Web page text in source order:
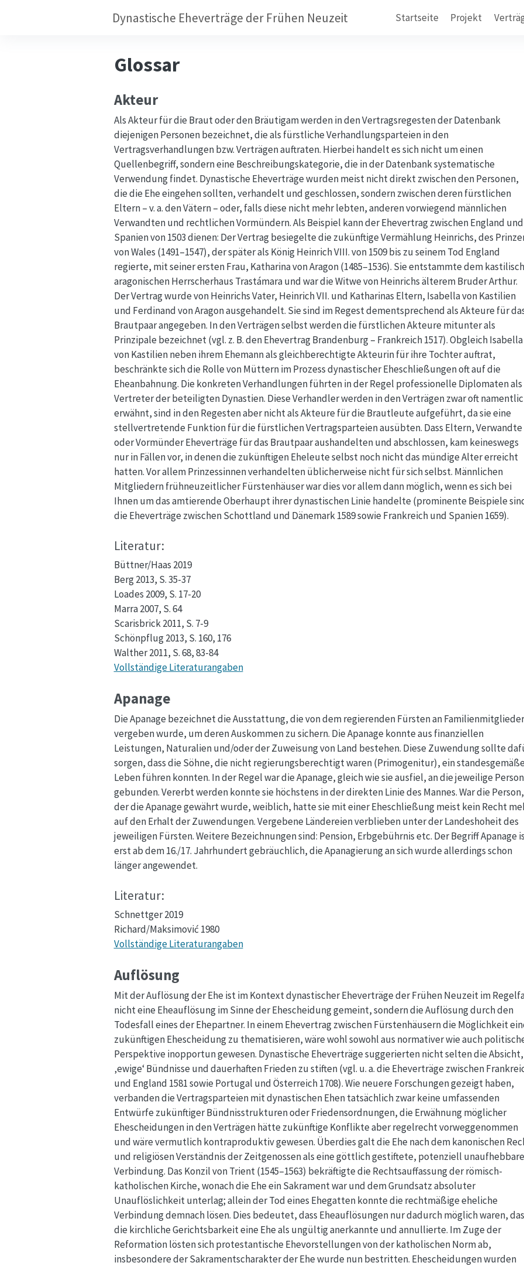
Dynastische Eheverträge der Frühen Neuzeit Startseite Projekt
Glossar
Akteur
Als Akteur für die Braut oder den Bräutigam werden in den Vertragsregesten der Datenbank
diejenigen Personen bezeichnet, die als fürstliche Verhandlungsparteien in den
Vertragsverhandlungen bzw. Verträgen auftraten. Hierbei handelt es sich nicht um einen
Quellenbegriff, sondern eine Beschreibungskategorie, die in der Datenbank systematische
Verwendung findet. Dynastische Eheverträge wurden meist nicht direkt zwischen den Personen,
die die Ehe eingehen sollten, verhandelt und geschlossen, sondern zwischen deren fürstlichen
Eltern – v. a. den Vätern – oder, falls diese nicht mehr lebten, anderen vorwiegend männlichen
Verwandten und rechtlichen Vormündern. Als Beispiel kann der Ehevertrag zwischen England und
Spanien von 1503 dienen: Der Vertrag besiegelte die zukünftige Vermählung Heinrichs, des
von Wales (1491–1547), der später als König Heinrich VIII. von 1509 bis zu seinem Tod England
regierte, mit seiner ersten Frau, Katharina von Aragon (1485–1536). Sie entstammte dem
aragonischen Herrscherhaus Trastámara und war die Witwe von Heinrichs älterem Bruder Arthur.
Der Vertrag wurde von Heinrichs Vater, Heinrich VII. und Katharinas Eltern, Isabella von Kastilien
und Ferdinand von Aragon ausgehandelt. Sie sind im Regest dementsprechend als Akteure für
Brautpaar angegeben. In den Verträgen selbst werden die fürstlichen Akteure mitunter als
Prinzipale bezeichnet (vgl. z. B. den Ehevertrag Brandenburg – Frankreich 1517). Obgleich Isabella
von Kastilien neben ihrem Ehemann als gleichberechtigte Akteurin für ihre Tochter auftrat,
beschränkte sich die Rolle von Müttern im Prozess dynastischer Eheschließungen oft auf die
Eheanbahnung. Die konkreten Verhandlungen führten in der Regel professionelle Diplomaten als
Vertreter der beteiligten Dynastien. Diese Verhandler werden in den Verträgen zwar oft
erwähnt, sind in den Regesten aber nicht als Akteure für die Brautleute aufgeführt, da sie eine
stellvertretende Funktion für die fürstlichen Vertragsparteien ausübten. Dass Eltern, Verwandte
oder Vormünder Eheverträge für das Brautpaar aushandelten und abschlossen, kam keineswegs
nur in Fällen vor, in denen die zukünftigen Eheleute selbst noch nicht das mündige Alter erreicht
hatten. Vor allem Prinzessinnen verhandelten üblicherweise nicht für sich selbst. Männlichen
Mitgliedern frühneuzeitlicher Fürstenhäuser war dies vor allem dann möglich, wenn es sich bei
Ihnen um das amtierende Oberhaupt ihrer dynastischen Linie handelte (prominente Beispiele
die Eheverträge zwischen Schottland und Dänemark 1589 sowie Frankreich und Spanien 1659).
Literatur:
Büttner/Haas 2019
Berg 2013, S. 35-37
Loades 2009, S. 17-20
Marra 2007, S. 64
Scarisbrick 2011, S. 7-9
Schönpflug 2013, S. 160, 176
Walther 2011, S. 68, 83-84
Vollständige Literaturangaben
Apanage
Die Apanage bezeichnet die Ausstattung, die von dem regierenden Fürsten an Familienmitglieder
vergeben wurde, um deren Auskommen zu sichern. Die Apanage konnte aus finanziellen
Leistungen, Naturalien und/oder der Zuweisung von Land bestehen. Diese Zuwendung sollte
sorgen, dass die Söhne, die nicht regierungsberechtigt waren (Primogenitur), ein
Leben führen konnten. In der Regel war die Apanage, gleich wie sie ausfiel, an die jeweilige Person
gebunden. Vererbt werden konnte sie höchstens in der direkten Linie des Mannes. War die Person,
der die Apanage gewährt wurde, weiblich, hatte sie mit einer Eheschließung meist kein Recht
auf den Erhalt der Zuwendungen. Vergebene Ländereien verblieben unter der Landeshoheit des
jeweiligen Fürsten. Weitere Bezeichnungen sind: Pension, Erbgebührnis etc. Der Begriff Apanage
erst ab dem 16./17. Jahrhundert gebräuchlich, die Apanagierung an sich wurde allerdings schon
länger angewendet.
Literatur:
Schnettger 2019
Richard/Maksimović 1980
Vollständige Literaturangaben
Auflösung
Mit der Auflösung der Ehe ist im Kontext dynastischer Eheverträge der Frühen Neuzeit im
nicht eine Eheauflösung im Sinne der Ehescheidung gemeint, sondern die Auflösung durch den
Todesfall eines der Ehepartner. In einem Ehevertrag zwischen Fürstenhäusern die Möglichkeit
zukünftigen Ehescheidung zu thematisieren, wäre wohl sowohl aus normativer wie auch
Perspektive inopportun gewesen. Dynastische Eheverträge suggerierten nicht selten die Absicht,
‚ewige‘ Bündnisse und dauerhaften Frieden zu stiften (vgl. u. a. die Eheverträge zwischen
und England 1581 sowie Portugal und Österreich 1708). Wie neuere Forschungen gezeigt haben,
verbanden die Vertragsparteien mit dynastischen Ehen tatsächlich zwar keine umfassenden
Entwürfe zukünftiger Bündnisstrukturen oder Friedensordnungen, die Erwähnung möglicher
Ehescheidungen in den Verträgen hätte zukünftige Konflikte aber regelrecht vorweggenommen
und wäre vermutlich kontraproduktiv gewesen. Überdies galt die Ehe nach dem kanonischen
und religiösen Verständnis der Zeitgenossen als eine göttlich gestiftete, potenziell unaufhebbare
Verbindung. Das Konzil von Trient (1545–1563) bekräftigte die Rechtsauffassung der römisch-
katholischen Kirche, wonach die Ehe ein Sakrament war und dem Grundsatz absoluter
Unauflöslichkeit unterlag; allein der Tod eines Ehegatten konnte die rechtmäßige eheliche
Verbindung demnach lösen. Dies bedeutet, dass Eheauflösungen nur dadurch möglich waren,
die kirchliche Gerichtsbarkeit eine Ehe als ungültig anerkannte und annullierte. Im Zuge der
Reformation lösten sich protestantische Ehevorstellungen von der katholischen Norm ab,
insbesondere der Sakramentscharakter der Ehe wurde nun bestritten. Ehescheidungen wurden